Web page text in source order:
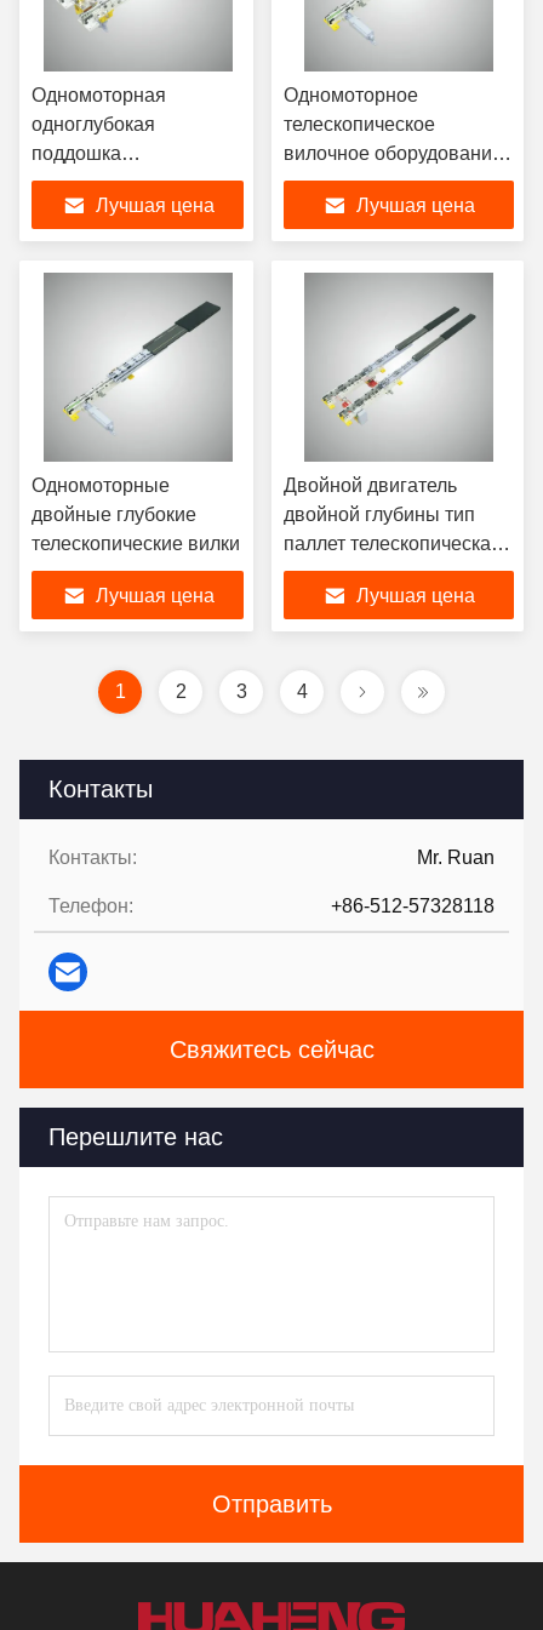
Контакты
Контакты: Mr. Ruan
Телефон: +86-512-57328118
Свяжитесь сейчас
Перешлите нас
Отправить
Одномоторная
одноглубокая
поддошка
телескопическая вилка
на стекереЛучшая цена
Одномоторное
телескопическое
вилочное оборудование
с выдвижной вилкой
Лучшая цена
Одномоторные
двойные глубокие
телескопические вилки
Лучшая цена
Двойной двигатель
двойной глубины тип
паллет телескопическая
вилка 1000 ~ 3000 мм
длина
Лучшая цена
1 2 3 4